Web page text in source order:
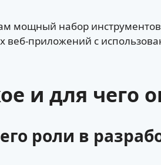
мощный набор
приложений с
и для чего
роли в